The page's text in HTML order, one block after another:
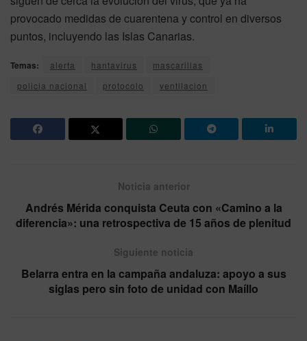
provocado medidas de cuarentena y control en diversos
puntos, incluyendo las Islas Canarias.
Temas: alerta hantavirus
mascarillas
policia nacional
protocolo ventilacion
Noticia anterior
Andrés Mérida conquista Ceuta con «Camino a la
diferencia»: una retrospectiva de 15 años de plenitud
Siguiente noticia
Belarra entra en la campaña andaluza: apoyo a sus
siglas pero sin foto de unidad con Maíllo